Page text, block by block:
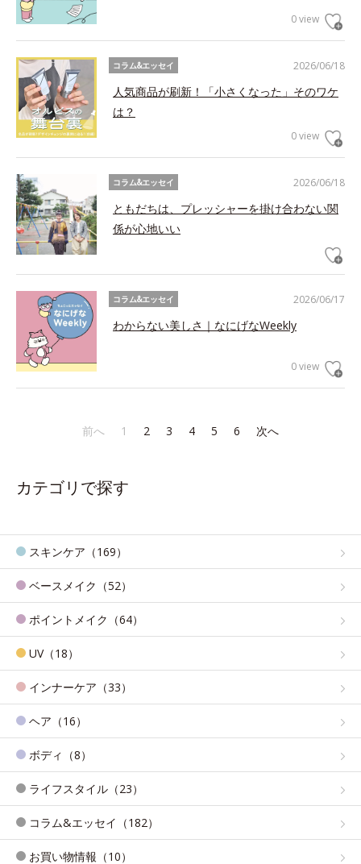
0 view
2026/06/18
コラム&エッセイ
人気商品が刷新！「小さくなった」そのワケ
は？
0 view
2026/06/18
コラム&エッセイ
ともだちは、プレッシャーを掛け合わない関
係が心地いい
2026/06/17
コラム&エッセイ
わからない美しさ｜なにげなWeekly
0 view
前へ 1 2 3 4 5 6 次へ
カテゴリで探す
スキンケア（169）
ベースメイク（52）
ポイントメイク（64）
UV（18）
インナーケア（33）
ヘア（16）
ボディ（8）
ライフスタイル（23）
コラム&エッセイ（182）
お買い物情報（10）